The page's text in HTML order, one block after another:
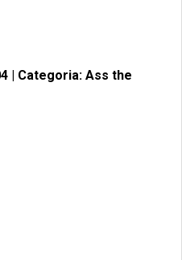
| Categoria: Ass the